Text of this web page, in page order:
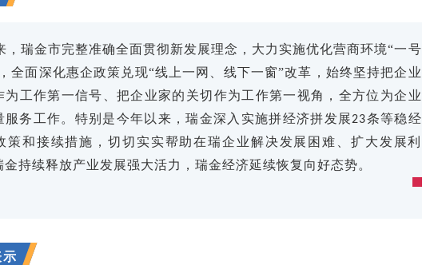
，瑞金市完整准确全面贯彻新发展理念，大力实施优化营商环境“一号
全面深化惠企政策兑现“线上一网、线下一窗”改革，始终坚持把企业
为工作第一信号、把企业家的关切作为工作第一视角，全方位为企业
服务工作。特别是今年以来，瑞金深入实施拼经济拼发展23条等稳经
策和接续措施，切切实实帮助在瑞企业解决发展困难、扩大发展利
持续释放产业发展强大活力，瑞金经济延续恢复向好态势。